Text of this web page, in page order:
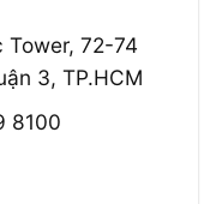
72-74
3, TP.HCM
8100